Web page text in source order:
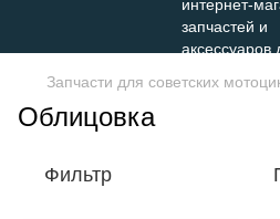
Запчасти для советских
Облицовка
Фильтр